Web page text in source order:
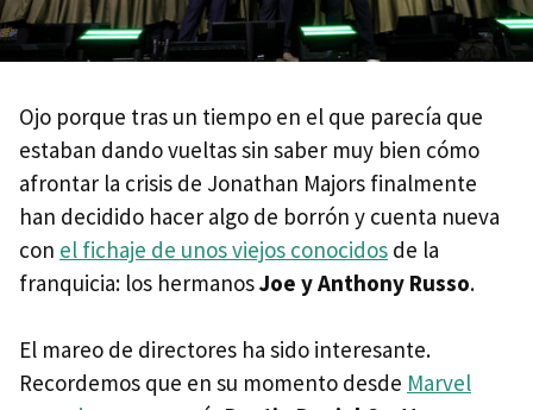
Ojo porque tras un tiempo en el que parecía que
estaban dando vueltas sin saber muy bien cómo
afrontar la crisis de Jonathan Majors finalmente
han decidido hacer algo de borrón y cuenta nueva
con el fichaje de unos viejos conocidos de la
franquicia: los hermanosJoe y Anthony Russo.
El mareo de directores ha sido interesante.
Recordemos que en su momento desde Marvel